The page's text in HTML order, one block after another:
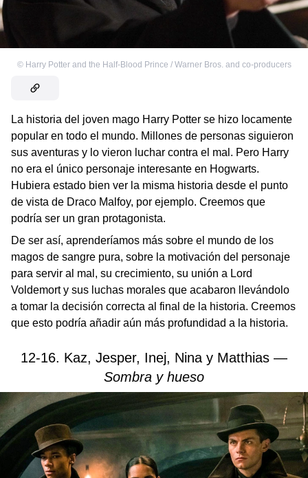
© Harry Potter and the Half-Blood Prince / Warner Bros. and co-producers
La historia del joven mago Harry Potter se hizo locamente
popular en todo el mundo. Millones de personas siguieron
sus aventuras y lo vieron luchar contra el mal. Pero Harry
no era el único personaje interesante en Hogwarts.
Hubiera estado bien ver la misma historia desde el punto
de vista de Draco Malfoy, por ejemplo. Creemos que
podría ser un gran protagonista.
De ser así, aprenderíamos más sobre el mundo de los
magos de sangre pura, sobre la motivación del personaje
para servir al mal, su crecimiento, su unión a Lord
Voldemort y sus luchas morales que acabaron llevándolo
a tomar la decisión correcta al final de la historia. Creemos
que esto podría añadir aún más profundidad a la historia.
12-16. Kaz, Jesper, Inej, Nina y Matthias —
Sombra y hueso